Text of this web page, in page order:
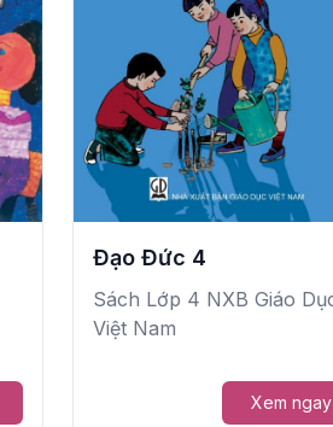
Đạo Đức 4
Sách Lớp 4 NXB Giáo
Việt Nam
Xem ngay